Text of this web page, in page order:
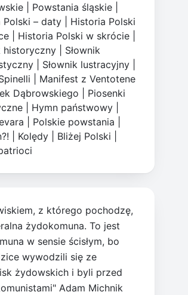
Powstania śląskie
Polski – daty
Historia Polski
Historia Polski w skrócie
historyczny
Słownik
Słownik lustracyjny
Manifest z Ventotene
Dąbrowskiego
Piosenki
Hymn państwowy
Polskie powstania
Kolędy Bliżej Polski
z którego pochodzę,
żydokomuna. To jest
w sensie ścisłym, bo
wywodzili się ze
żydowskich i byli przed
Adam Michnik